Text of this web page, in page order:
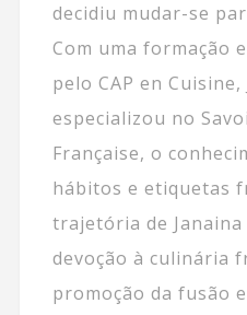
decidiu mudar-se
Com uma formação
pelo CAP en
especializou no
Française, o
hábitos e etiquetas
trajetória de
devoção à culinária
promoção da fusão